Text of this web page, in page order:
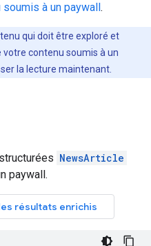
à un paywall.
qui doit être exploré et
votre contenu soumis à un
la lecture maintenant.
NewsArticle
paywall.